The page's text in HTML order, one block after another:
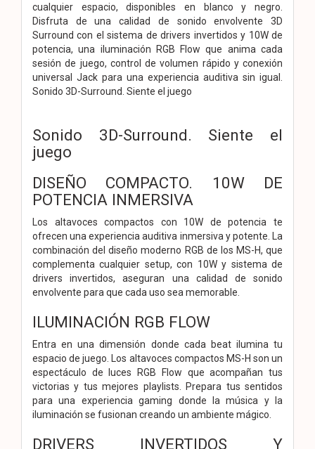
cualquier espacio, disponibles en blanco y negro.
Disfruta de una calidad de sonido envolvente 3D
Surround con el sistema de drivers invertidos y 10W de
potencia, una iluminación RGB Flow que anima cada
sesión de juego, control de volumen rápido y conexión
universal Jack para una experiencia auditiva sin igual.
Sonido 3D-Surround. Siente el juego
Sonido 3D-Surround. Siente el
juego
DISEÑO COMPACTO. 10W DE
POTENCIA INMERSIVA
Los altavoces compactos con 10W de potencia te
ofrecen una experiencia auditiva inmersiva y potente. La
combinación del diseño moderno RGB de los MS-H, que
complementa cualquier setup, con 10W y sistema de
drivers invertidos, aseguran una calidad de sonido
envolvente para que cada uso sea memorable.
ILUMINACIÓN RGB FLOW
Entra en una dimensión donde cada beat ilumina tu
espacio de juego. Los altavoces compactos MS-H son un
espectáculo de luces RGB Flow que acompañan tus
victorias y tus mejores playlists. Prepara tus sentidos
para una experiencia gaming donde la música y la
iluminación se fusionan creando un ambiente mágico.
DRIVERS INVERTIDOS Y